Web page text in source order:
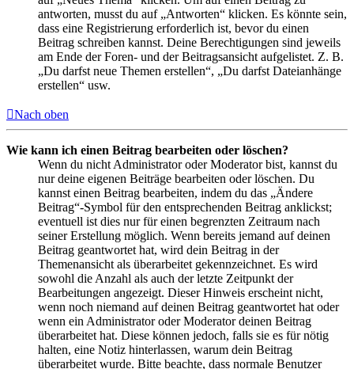
antworten, musst du auf „Antworten“ klicken. Es könnte sein,
dass eine Registrierung erforderlich ist, bevor du einen
Beitrag schreiben kannst. Deine Berechtigungen sind jeweils
am Ende der Foren- und der Beitragsansicht aufgelistet. Z. B.
„Du darfst neue Themen erstellen“, „Du darfst Dateianhänge
erstellen“ usw.
Nach oben
Wie kann ich einen Beitrag bearbeiten oder löschen?
Wenn du nicht Administrator oder Moderator bist, kannst du
nur deine eigenen Beiträge bearbeiten oder löschen. Du
kannst einen Beitrag bearbeiten, indem du das „Ändere
Beitrag“-Symbol für den entsprechenden Beitrag anklickst;
eventuell ist dies nur für einen begrenzten Zeitraum nach
seiner Erstellung möglich. Wenn bereits jemand auf deinen
Beitrag geantwortet hat, wird dein Beitrag in der
Themenansicht als überarbeitet gekennzeichnet. Es wird
sowohl die Anzahl als auch der letzte Zeitpunkt der
Bearbeitungen angezeigt. Dieser Hinweis erscheint nicht,
wenn noch niemand auf deinen Beitrag geantwortet hat oder
wenn ein Administrator oder Moderator deinen Beitrag
überarbeitet hat. Diese können jedoch, falls sie es für nötig
halten, eine Notiz hinterlassen, warum dein Beitrag
überarbeitet wurde. Bitte beachte, dass normale Benutzer